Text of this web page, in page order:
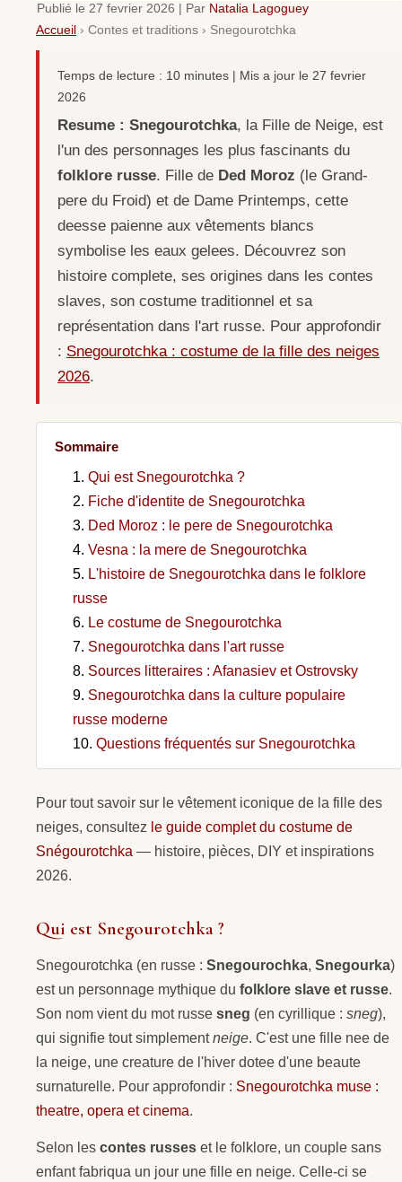
Publié le 27 fevrier 2026 | Par Natalia Lagoguey
Accueil › Contes et traditions › Snegourotchka
Temps de lecture : 10 minutes | Mis a jour le 27 fevrier
2026
Resume : Snegourotchka, la Fille de Neige, est
l'un des personnages les plus fascinants du
folklore russe. Fille de Ded Moroz (le Grand-
pere du Froid) et de Dame Printemps, cette
deesse paienne aux vêtements blancs
symbolise les eaux gelees. Découvrez son
histoire complete, ses origines dans les contes
slaves, son costume traditionnel et sa
représentation dans l'art russe. Pour approfondir
: Snegourotchka : costume de la fille des neiges
2026.
Sommaire
Qui est Snegourotchka ?
Fiche d'identite de Snegourotchka
Ded Moroz : le pere de Snegourotchka
Vesna : la mere de Snegourotchka
L'histoire de Snegourotchka dans le folklore
russe
Le costume de Snegourotchka
Snegourotchka dans l'art russe
Sources litteraires : Afanasiev et Ostrovsky
Snegourotchka dans la culture populaire
russe moderne
Questions fréquentés sur Snegourotchka
Pour tout savoir sur le vêtement iconique de la fille des
neiges, consultez le guide complet du costume de
Snégourotchka — histoire, pièces, DIY et inspirations
2026.
Qui est Snegourotchka ?
Snegourotchka (en russe : Snegourochka, Snegourka)
est un personnage mythique du folklore slave et russe.
Son nom vient du mot russe sneg (en cyrillique : sneg),
qui signifie tout simplementneige. C'est une fille nee de
la neige, une creature de l'hiver dotee d'une beaute
surnaturelle. Pour approfondir : Snegourotchka muse :
theatre, opera et cinema.
Selon les contes russes et le folklore, un couple sans
enfant fabriqua un jour une fille en neige. Celle-ci se